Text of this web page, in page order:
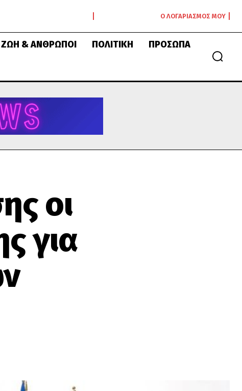
Ο ΛΟΓΑΡΙΑΣΜΌΣ ΜΟΥ
ΖΩΉ & ΆΝΘΡΩΠΟΙ ΠΟΛΙΤΙΚΉ ΠΡΌΣΩΠΑ
οι
για